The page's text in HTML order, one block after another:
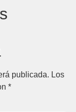
publicada. Los
*